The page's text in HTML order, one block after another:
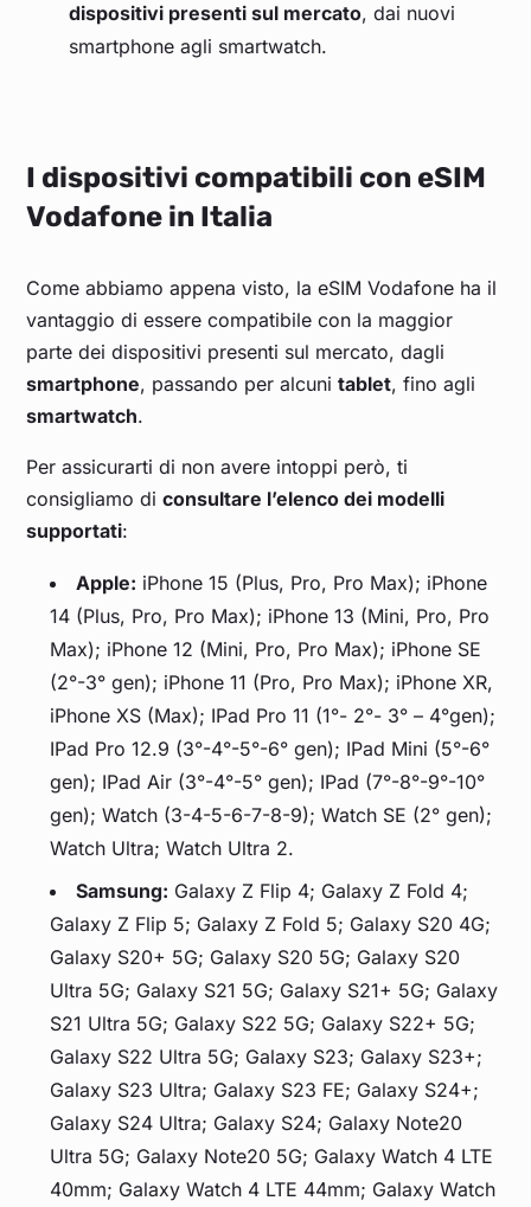
dispositivi presenti sul mercato, dai nuovi
smartphone agli smartwatch.
I dispositivi compatibili con eSIM
Vodafone in Italia
Come abbiamo appena visto, la eSIM Vodafone ha il
vantaggio di essere compatibile con la maggior
parte dei dispositivi presenti sul mercato, dagli
smartphone, passando per alcunitablet, fino agli
smartwatch.
Per assicurarti di non avere intoppi però, ti
consigliamo diconsultare l’elenco dei modelli
supportati:
Apple: iPhone 15 (Plus, Pro, Pro Max); iPhone
14 (Plus, Pro, Pro Max); iPhone 13 (Mini, Pro, Pro
Max); iPhone 12 (Mini, Pro, Pro Max); iPhone SE
(2°-3° gen); iPhone 11 (Pro, Pro Max); iPhone XR,
iPhone XS (Max); IPad Pro 11 (1°- 2°- 3° – 4°gen);
IPad Pro 12.9 (3°-4°-5°-6° gen); IPad Mini (5°-6°
gen); IPad Air (3°-4°-5° gen); IPad (7°-8°-9°-10°
gen); Watch (3-4-5-6-7-8-9); Watch SE (2° gen);
Watch Ultra; Watch Ultra 2.
Samsung: Galaxy Z Flip 4; Galaxy Z Fold 4;
Galaxy Z Flip 5; Galaxy Z Fold 5; Galaxy S20 4G;
Galaxy S20+ 5G; Galaxy S20 5G; Galaxy S20
Ultra 5G; Galaxy S21 5G; Galaxy S21+ 5G; Galaxy
S21 Ultra 5G; Galaxy S22 5G; Galaxy S22+ 5G;
Galaxy S22 Ultra 5G; Galaxy S23; Galaxy S23+;
Galaxy S23 Ultra; Galaxy S23 FE; Galaxy S24+;
Galaxy S24 Ultra; Galaxy S24; Galaxy Note20
Ultra 5G; Galaxy Note20 5G; Galaxy Watch 4 LTE
40mm; Galaxy Watch 4 LTE 44mm; Galaxy Watch